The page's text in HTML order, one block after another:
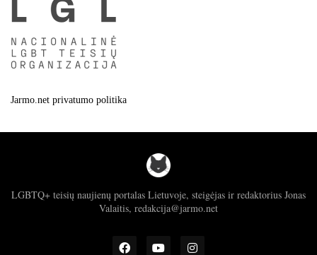
Jarmo.net privatumo politika
LGBTQ+ teisių naujienų portalas Lietuvoje, steigėjas ir redaktorius Jonas
Valaitis, redakcija@jarmo.net